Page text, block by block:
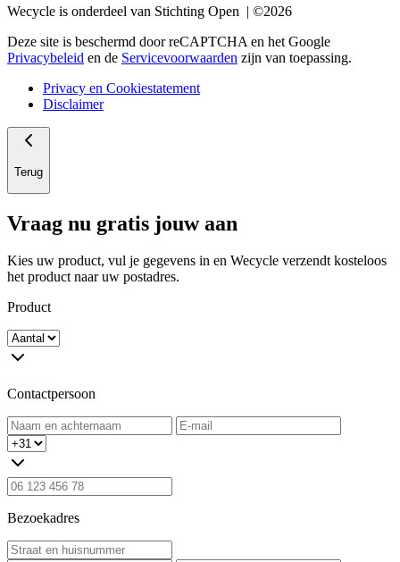
Wecycle is onderdeel van Stichting Open | ©2026
Deze site is beschermd door reCAPTCHA en het Google
Privacybeleid en de Servicevoorwaarden zijn van toepassing.
Privacy en Cookiestatement
Disclaimer
Terug
Vraag nu gratis jouw aan
Kies uw product, vul je gegevens in en Wecycle verzendt kosteloos
het product naar uw postadres.
Product
Contactpersoon
Bezoekadres